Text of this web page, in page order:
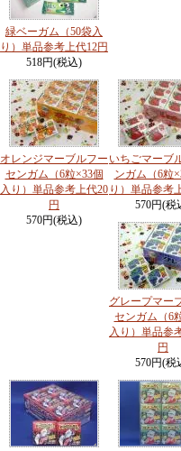
緑ベーガム（50袋入
り）単品参考上代12円
518円(税込)
オレンジマーブルフー
センガム（6粒×33個
入り）単品参考上代20
円
570円(税込)
いちごマーブ
ンガム（6粒
り）単品参考
570円(税
グレープマー
センガム（6
入り）単品参
円
570円(税